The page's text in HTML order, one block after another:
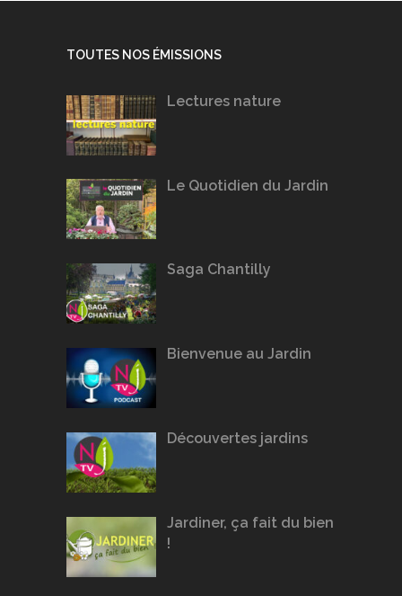
TOUTES NOS ÉMISSIONS
Lectures nature
Le Quotidien du Jardin
Saga Chantilly
Bienvenue au Jardin
Découvertes jardins
Jardiner, ça fait du bien
!